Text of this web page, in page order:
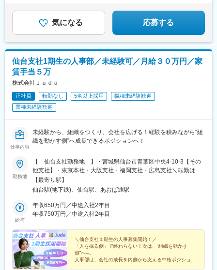
部の方は何もしなくてもインセンティブが発生。そのため毎月受
注を重ねることで、月40万円以上のリピートインセンティブを獲
得している方も在籍しています。（※2）インセンディブの割合は
受注額の割引率によって変動します。【新人月収例】契約開始5カ
月／Aさん：月収122万円契約開始7カ月／Bさん：月収107万円契
87万円
気になる 応募する
仙台支社1期生の人事部／未経験可／月給３０万円／家
賃手当５万
株式会社Ｊｕｄａ
正社員 転勤なし 5名以上採用
職種未経験歓迎
業種未経験歓迎
仕事内容
未経験から、組織をつくり、会社を広げる！経験を積みながら“組
織を動かす側”へ成長できるポジションへ！
勤務地
【 仙台支社勤務地 】・宮城県仙台市青葉区中央4-10-3【その
他支社】・東京本社・大阪支社・福岡支社・広島支社＼転勤はご
ざいません！／
【最寄り駅】
仙台駅(地下鉄)、仙台駅、あおば通駅
給与
年収650万円／中途入社2年目
年収750万円／中途入社2年目
＼仙台支社１期生の人事募集開始！／
「人を採る側」で終わらない！次は、“組織を動かす
側”へ─。
人事部は、会社の成長を内側から支える中核ポジショ